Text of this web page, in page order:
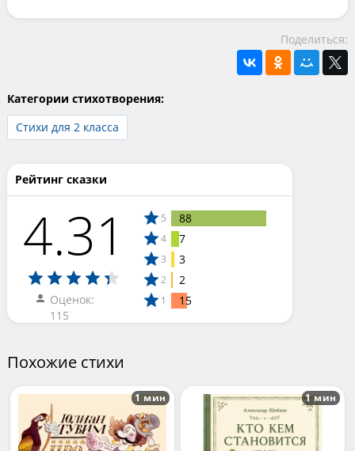
Поделиться:
Категории стихотворения:
Стихи для 2 класса
Рейтинг сказки
4.31
Оценок:
115
5 88
4 7
3 3
2 2
1 15
Похожие стихи
1 мин 1 мин